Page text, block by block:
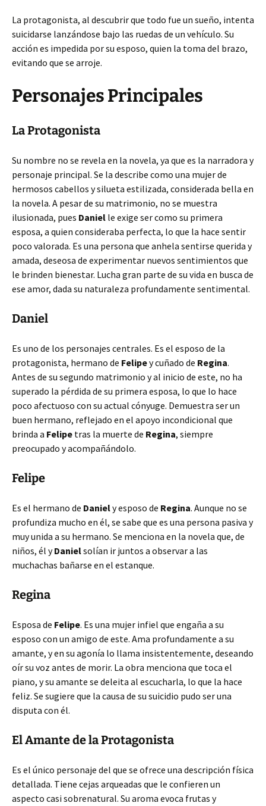
La protagonista, al descubrir que todo fue un sueño, intenta
suicidarse lanzándose bajo las ruedas de un vehículo. Su
acción es impedida por su esposo, quien la toma del brazo,
evitando que se arroje.
Personajes Principales
La Protagonista
Su nombre no se revela en la novela, ya que es la narradora y
personaje principal. Se la describe como una mujer de
hermosos cabellos y silueta estilizada, considerada bella en
la novela. A pesar de su matrimonio, no se muestra
ilusionada, pues Daniel le exige ser como su primera
esposa, a quien consideraba perfecta, lo que la hace sentir
poco valorada. Es una persona que anhela sentirse querida y
amada, deseosa de experimentar nuevos sentimientos que
le brinden bienestar. Lucha gran parte de su vida en busca de
ese amor, dada su naturaleza profundamente sentimental.
Daniel
Es uno de los personajes centrales. Es el esposo de la
protagonista, hermano de Felipey cuñado de Regina.
Antes de su segundo matrimonio y al inicio de este, no ha
superado la pérdida de su primera esposa, lo que lo hace
poco afectuoso con su actual cónyuge. Demuestra ser un
buen hermano, reflejado en el apoyo incondicional que
brinda a Felipe tras la muerte de Regina, siempre
preocupado y acompañándolo.
Felipe
Es el hermano de Daniely esposo de Regina. Aunque no se
profundiza mucho en él, se sabe que es una persona pasiva y
muy unida a su hermano. Se menciona en la novela que, de
niños, él yDanielsolían ir juntos a observar a las
muchachas bañarse en el estanque.
Regina
Esposa de Felipe. Es una mujer infiel que engaña a su
esposo con un amigo de este. Ama profundamente a su
amante, y en su agonía lo llama insistentemente, deseando
oír su voz antes de morir. La obra menciona que toca el
piano, y su amante se deleita al escucharla, lo que la hace
feliz. Se sugiere que la causa de su suicidio pudo ser una
disputa con él.
El Amante de la Protagonista
Es el único personaje del que se ofrece una descripción física
detallada. Tiene cejas arqueadas que le confieren un
aspecto casi sobrenatural. Su aroma evoca frutas y